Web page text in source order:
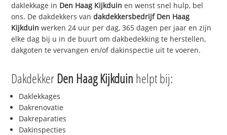
daklekkage in Den Haag Kijkduin en wenst snel hulp, bel
ons. De dakdekkers vandakdekkersbedrijf Den Haag
Kijkduin werken 24 uur per dag, 365 dagen per jaar en zijn
elke dag bij u in de buurt om dakbedekking te herstellen,
dakgoten te vervangen en/of dakinspectie uit te voeren.
Dakdekker Den Haag Kijkduin helpt bij:
Daklekkages
Dakrenovatie
Dakreparaties
Dakinspecties